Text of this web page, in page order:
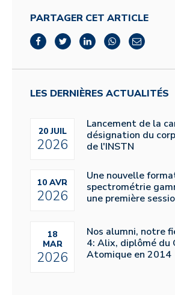
PARTAGER CET ARTICLE
LES DERNIÈRES ACTUALITÉS
20 JUIL
2026
Lancement de la
désignation du
de l'INSTN
10 AVR
2026
Une nouvelle
spectrométrie
une première
18
MAR
2026
Nos alumni, notre
4: Alix, diplômé du
Atomique en 2014